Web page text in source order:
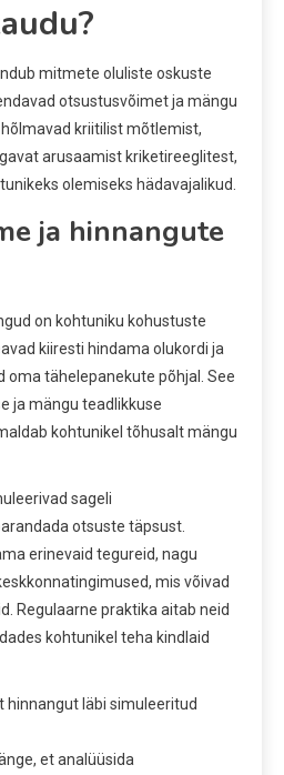
mitmete oluliste oskuste
otsustusvõimet ja mängu
kriitilist mõtlemist,
arusaamist kriketireeglitest,
olemiseks hädavajalikud.
ja hinnangute
on kohtuniku kohustuste
kiiresti hindama olukordi ja
oma tähelepanekute põhjal. See
ja mängu teadlikkuse
kohtunikel tõhusalt mängu
sageli
otsuste täpsust.
erinevaid tegureid, nagu
mis võivad
Regulaarne praktika aitab neid
kohtunikel teha kindlaid
hinnangut läbi simuleeritud
et analüüsida